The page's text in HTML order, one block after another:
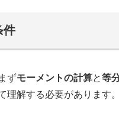
件
ずモーメントの計算と等
理解する必要があります。